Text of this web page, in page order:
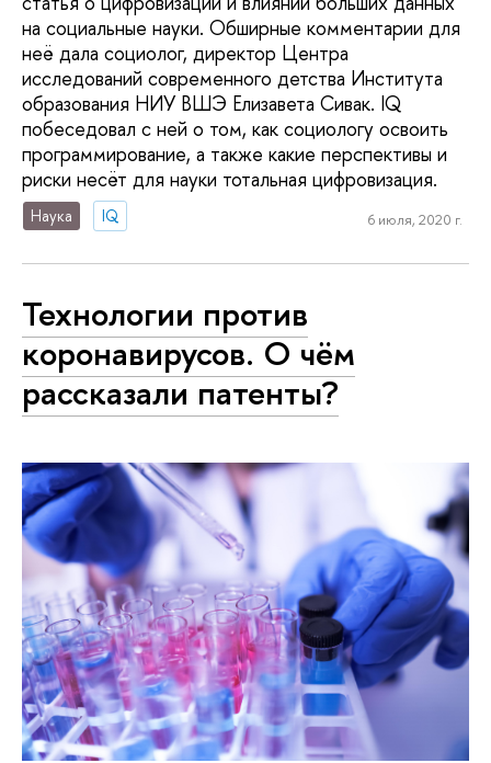
на социальные науки. Обширные комментарии для
неё дала социолог, директор Центра
исследований современного детства Института
образования НИУ ВШЭ Елизавета Сивак. IQ
побеседовал с ней о том, как социологу освоить
программирование, а также какие перспективы и
риски несёт для науки тотальная цифровизация.
Наука IQ 6 июля, 2020 г.
Технологии против
коронавирусов. О чём
рассказали патенты?